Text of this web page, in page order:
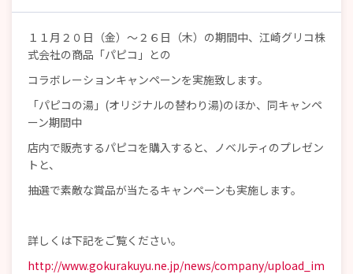
１１月２０日（金）～２６日（木）の期間中、江崎グリコ株
式会社の商品「パピコ」との
コラボレーションキャンペーンを実施致します。
「パピコの湯」(オリジナルの替わり湯)のほか、同キャンペ
ーン期間中
店内で販売するパピコを購入すると、ノベルティのプレゼン
トと、
抽選で素敵な賞品が当たるキャンペーンも実施します。
詳しくは下記をご覧ください。
http://www.gokurakuyu.ne.jp/news/company/upload_im